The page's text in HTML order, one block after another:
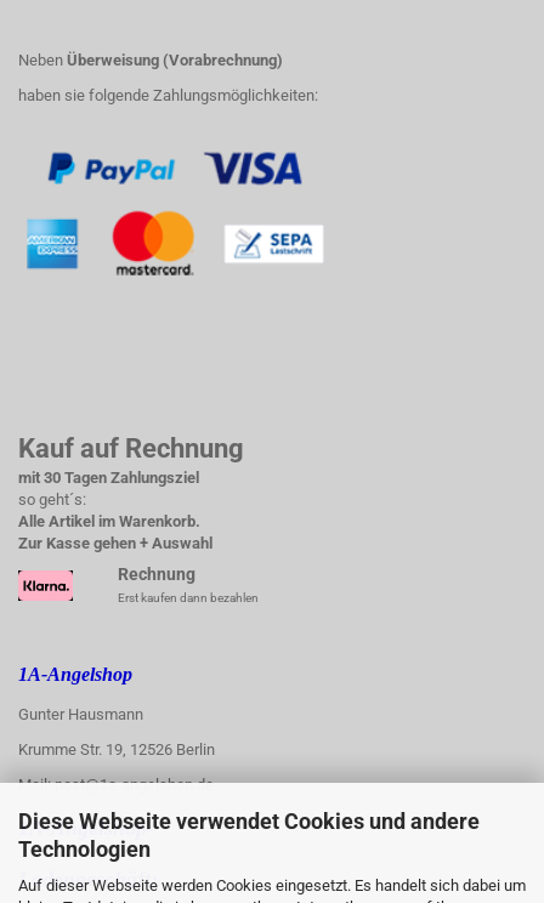
Diese Webseite verwendet Cookies und andere
Technologien
Auf dieser Webseite werden Cookies eingesetzt. Es handelt sich dabei um
Neben Überweisung (Vorabrechnung)
haben sie folgende Zahlungsmöglichkeiten:
Kauf auf Rechnung
mit 30 Tagen Zahlungsziel
so geht´s:
Alle Artikel im Warenkorb.
Zur Kasse gehen + Auswahl
Rechnung
Erst kaufen dann bezahlen
1A-Angelshop
Gunter Hausmann
Krumme Str. 19, 12526 Berlin
Mail: post@1a-angelshop.de
1A-Angelshop-
Ladengeschäft: :